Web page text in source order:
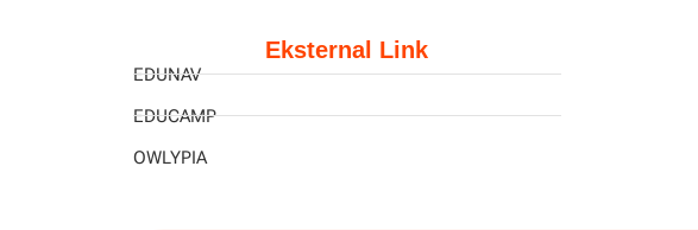
Eksternal Link
EDUNAV
EDUCAMP
OWLYPIA